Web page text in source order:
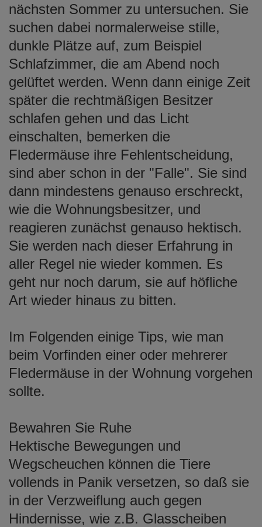
nächsten Sommer zu untersuchen. Sie
suchen dabei normalerweise stille,
dunkle Plätze auf, zum Beispiel
Schlafzimmer, die am Abend noch
gelüftet werden. Wenn dann einige Zeit
später die rechtmäßigen Besitzer
schlafen gehen und das Licht
einschalten, bemerken die
Fledermäuse ihre Fehlentscheidung,
sind aber schon in der "Falle". Sie sind
dann mindestens genauso erschreckt,
wie die Wohnungsbesitzer, und
reagieren zunächst genauso hektisch.
Sie werden nach dieser Erfahrung in
aller Regel nie wieder kommen. Es
geht nur noch darum, sie auf höfliche
Art wieder hinaus zu bitten.
Im Folgenden einige Tips, wie man
beim Vorfinden einer oder mehrerer
Fledermäuse in der Wohnung vorgehen
sollte.
Bewahren Sie Ruhe
Hektische Bewegungen und
Wegscheuchen können die Tiere
vollends in Panik versetzen, so daß sie
in der Verzweiflung auch gegen
Hindernisse, wie z.B. Glasscheiben